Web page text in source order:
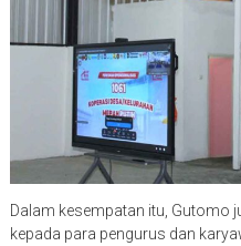
Dalam kesempatan itu, Gutomo
kepada para pengurus dan